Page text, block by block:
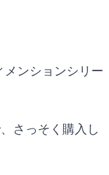
ンションシリー
さっそく購入し